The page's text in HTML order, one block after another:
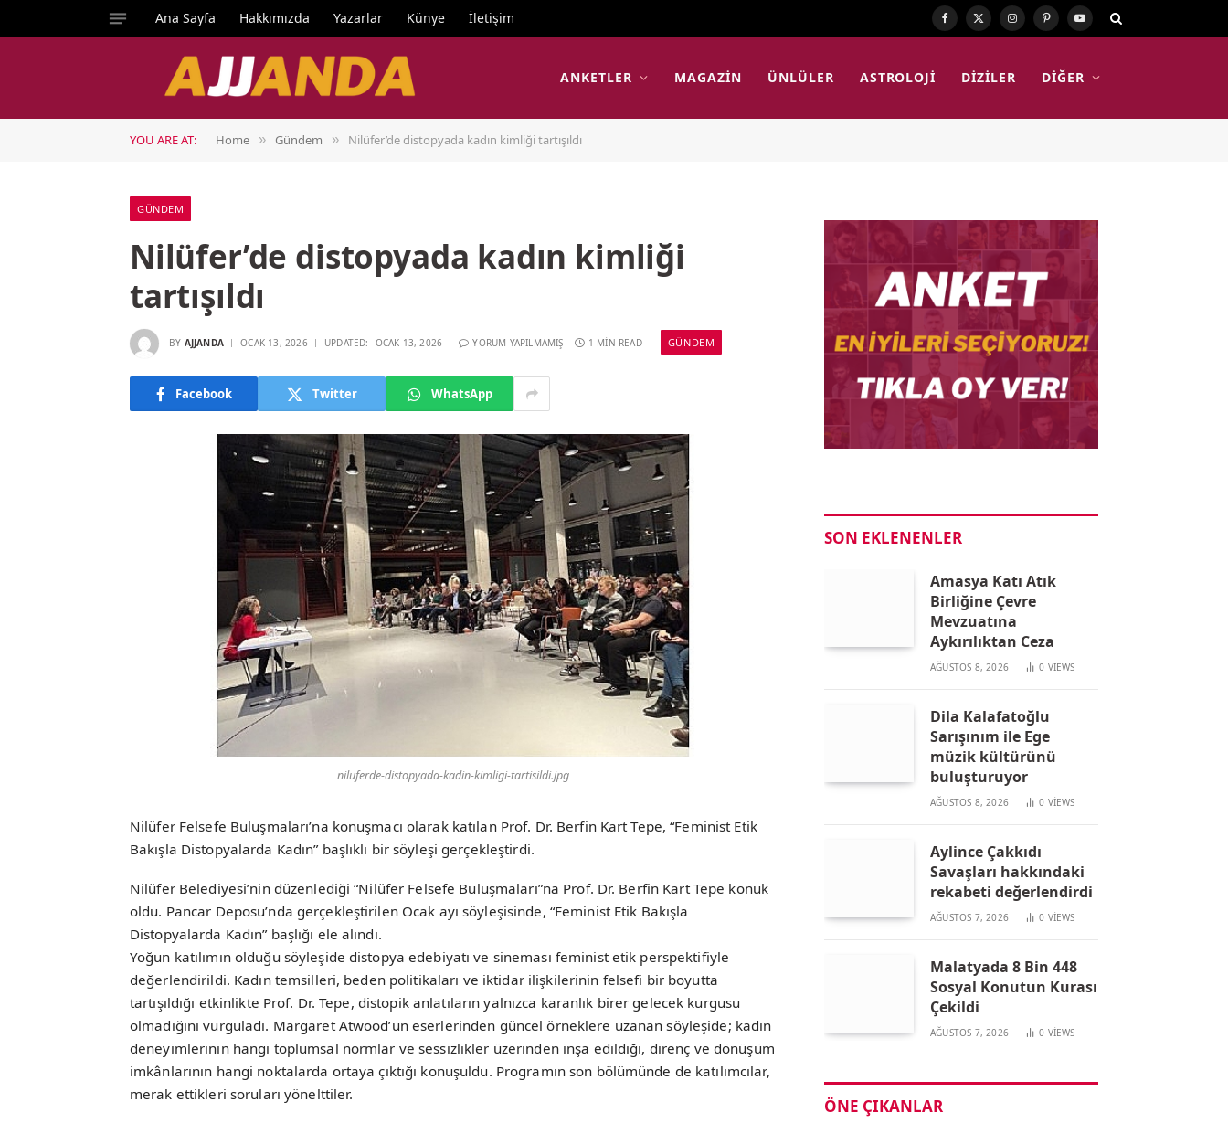
Ana Sayfa Hakkımızda Yazarlar Künye İletişim Facebook
X
Instagram
PinterestYouTube
ANKETLER MAGAZIN ÜNLÜLER ASTROLOJI DIZILER DIĞER
YOU ARE AT: Home » Gündem » Nilüfer’de distopyada kadın kimliği tartışıldı
GÜNDEM
Nilüfer’de distopyada kadın kimliği
tartışıldı
BY AJJANDA OCAK 13, 2026 UPDATED: OCAK 13, 2026 YORUM YAPILMAMIŞ 1 MIN READ GÜNDEM
Facebook Twitter WhatsApp
niluferde-distopyada-kadin-kimligi-tartisildi.jpg
Nilüfer Felsefe Buluşmaları’na konuşmacı olarak katılan Prof. Dr. Berfin Kart Tepe, “Feminist Etik
Bakışla Distopyalarda Kadın” başlıklı bir söyleşi gerçekleştirdi.
Nilüfer Belediyesi’nin düzenlediği “Nilüfer Felsefe Buluşmaları”na Prof. Dr. Berfin Kart Tepe konuk
oldu. Pancar Deposu’nda gerçekleştirilen Ocak ayı söyleşisinde, “Feminist Etik Bakışla
Distopyalarda Kadın” başlığı ele alındı.
Yoğun katılımın olduğu söyleşide distopya edebiyatı ve sineması feminist etik perspektifiyle
değerlendirildi. Kadın temsilleri, beden politikaları ve iktidar ilişkilerinin felsefi bir boyutta
tartışıldığı etkinlikte Prof. Dr. Tepe, distopik anlatıların yalnızca karanlık birer gelecek kurgusu
olmadığını vurguladı. Margaret Atwood’un eserlerinden güncel örneklere uzanan söyleşide; kadın
deneyimlerinin hangi toplumsal normlar ve sessizlikler üzerinden inşa edildiği, direnç ve dönüşüm
imkânlarının hangi noktalarda ortaya çıktığı konuşuldu. Programın son bölümünde de katılımcılar,
merak ettikleri soruları yönelttiler.
SON EKLENENLER
Amasya Katı Atık
Birliğine Çevre
Mevzuatına
Aykırılıktan Ceza
AĞUSTOS 8, 2026 0 VIEWS
Dila Kalafatoğlu
Sarışınım ile Ege
müzik kültürünü
buluşturuyor
AĞUSTOS 8, 2026 0 VIEWS
Aylince Çakkıdı
Savaşları hakkındaki
rekabeti değerlendirdi
AĞUSTOS 7, 2026 0 VIEWS
Malatyada 8 Bin 448
Sosyal Konutun Kurası
Çekildi
AĞUSTOS 7, 2026 0 VIEWS
ÖNE ÇIKANLAR